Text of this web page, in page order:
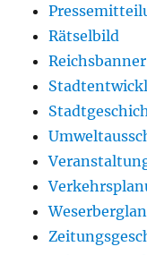
Rätselbild